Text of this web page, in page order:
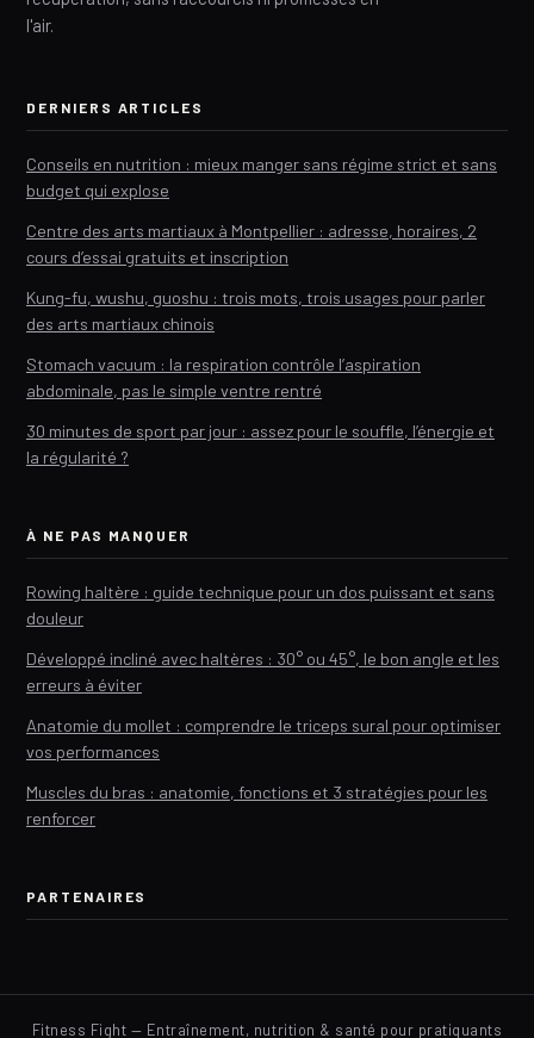
l'air.
DERNIERS ARTICLES
Conseils en nutrition : mieux manger sans régime strict et sans
budget qui explose
Centre des arts martiaux à Montpellier : adresse, horaires, 2
cours d’essai gratuits et inscription
Kung-fu, wushu, guoshu : trois mots, trois usages pour parler
des arts martiaux chinois
Stomach vacuum : la respiration contrôle l’aspiration
abdominale, pas le simple ventre rentré
30 minutes de sport par jour : assez pour le souffle, l’énergie et
la régularité ?
À NE PAS MANQUER
Rowing haltère : guide technique pour un dos puissant et sans
douleur
Développé incliné avec haltères : 30° ou 45°, le bon angle et les
erreurs à éviter
Anatomie du mollet : comprendre le triceps sural pour optimiser
vos performances
Muscles du bras : anatomie, fonctions et 3 stratégies pour les
renforcer
PARTENAIRES
Fitness Fight — Entraînement, nutrition & santé pour pratiquants